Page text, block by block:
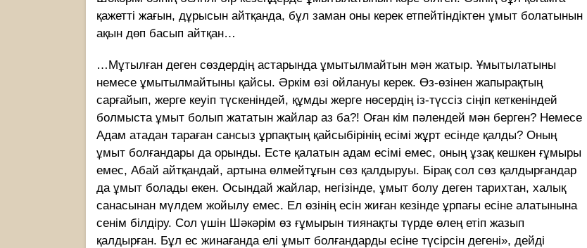
қажетті жағын, дұрысын айтқанда, бұл заман оны керек етпейтіндіктен ұмыт болатынын
ақын дөп басып айтқан…
…Мұтылған деген сөздердің астарында ұмытылмайтын мән жатыр. Ұмытылатыны
немесе ұмытылмайтыны қайсы. Әркім өзі ойлануы керек. Өз-өзінен жапырақтың
сарғайып, жерге кеуіп түскеніндей, құмды жерге нөсердің із-түссіз сіңіп кеткеніндей
болмыста ұмыт болып жататын жайлар аз ба?! Оған кім пәлендей мән берген? Немесе
Адам атадан тараған сансыз ұрпақтың қайсыбірінің есімі жұрт есінде қалды? Оның
ұмыт болғандары да орынды. Есте қалатын адам есімі емес, оның ұзақ кешкен ғұмыры
емес, Абай айтқандай, артына өлмейтұғын сөз қалдыруы. Бірақ сол сөз қалдырғандар
да ұмыт болады екен. Осындай жайлар, негізінде, ұмыт болу деген тарихтан, халық
санасынан мүлдем жойылу емес. Ел өзінің есін жиған кезінде ұрпағы есіне алатынына
сенім білдіру. Сол үшін Шәкәрім өз ғұмырын тиянақты түрде өлең етіп жазып
қалдырған. Бұл ес жинағанда елі ұмыт болғандарды есіне түсірсін дегені», дейді